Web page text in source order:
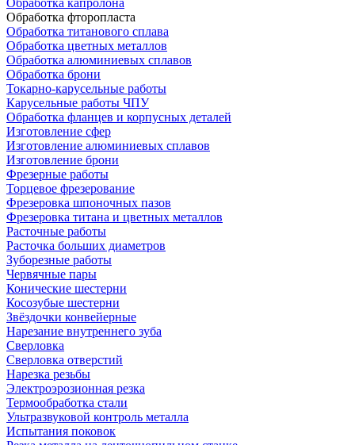
Обработка капролона
Обработка фторопласта
Обработка титанового сплава
Обработка цветных металлов
Обработка алюминиевых сплавов
Обработка брони
Токарно-карусельные работы
Карусельные работы ЧПУ
Обработка фланцев и корпусных деталей
Изготовление сфер
Изготовление алюминиевых сплавов
Изготовление брони
Фрезерные работы
Торцевое фрезерование
Фрезеровка шпоночных пазов
Фрезеровка титана и цветных металлов
Расточные работы
Расточка больших диаметров
Зуборезные работы
Червячные пары
Конические шестерни
Косозубые шестерни
Звёздочки конвейерные
Нарезание внутреннего зуба
Сверловка
Сверловка отверстий
Нарезка резьбы
Электроэрозионная резка
Термообработка стали
Ультразвуковой контроль металла
Испытания поковок